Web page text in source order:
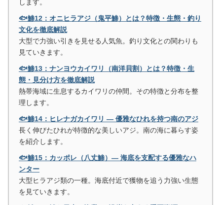
します。
🐟鯵12：オニヒラアジ（鬼平鯵）とは？特徴・生態・釣り
文化を徹底解説
大型で力強い引きを見せる人気魚。釣り文化との関わりも
見ていきます。
🐟鯵13：ナンヨウカイワリ（南洋貝割）とは？特徴・生
態・見分け方を徹底解説
熱帯海域に生息するカイワリの仲間。その特徴と分布を整
理します。
🐟鯵14：ヒレナガカイワリ ― 優雅なひれを持つ南のアジ
長く伸びたひれが特徴的な美しいアジ。南の海に暮らす姿
を紹介します。
🐟鯵15：カッポレ（八丈鯵）― 海底を支配する優雅なハ
ンター
大型ヒラアジ類の一種。海底付近で獲物を追う力強い生態
を見ていきます。